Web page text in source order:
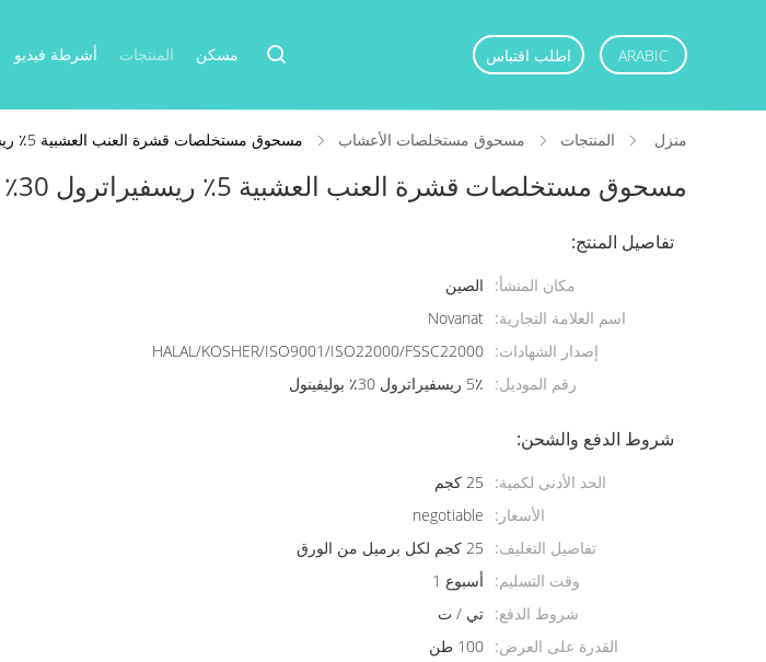
مسكن المنتجات أشرطة فيديو اطلب اقتباس ARABIC
منزل المنتجات مسحوق مستخلصات الأعشاب مسحوق مستخلصات قشرة العنب العشبية 5٪ ريسفيراترول 30٪ بوليفينول
مسحوق مستخلصات قشرة العنب العشبية 5٪ ريسفيراترول 30٪ بوليفينول
تفاصيل المنتج:
مكان المنشأ:
الصين
اسم العلامة التجارية: Novanat
إصدار الشهادات: HALAL/KOSHER/ISO9001/ISO22000/FSSC22000
رقم الموديل:
5٪ ريسفيراترول 30٪ بوليفينول
شروط الدفع والشحن:
الحد الأدنى لكمية:
25 كجم
الأسعار:
negotiable
تفاصيل التغليف:
25 كجم لكل برميل من الورق
وقت التسليم:
أسبوع 1
شروط الدفع: تي / ت
القدرة على العرض: 100 طن